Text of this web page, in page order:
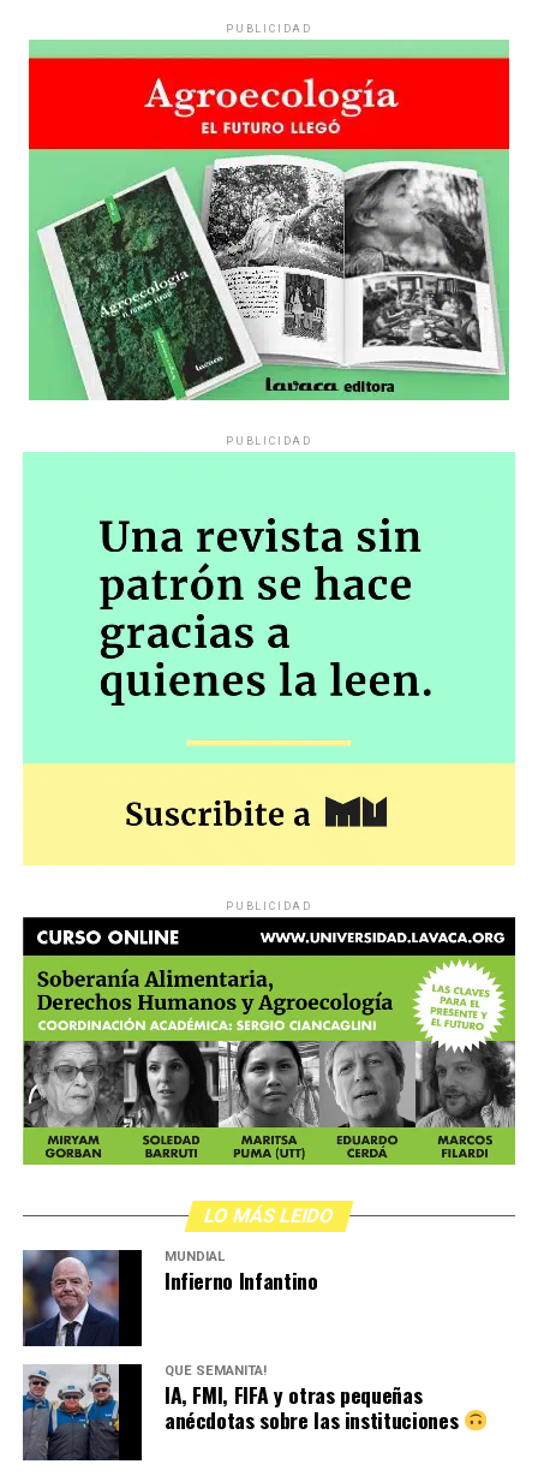
PUBLICIDAD
PUBLICIDAD
PUBLICIDAD
LO MÁS LEIDO
MUNDIAL
Infierno Infantino
QUÉ SEMANITA!
IA, FMI, FIFA y otras pequeñas
anécdotas sobre las instituciones